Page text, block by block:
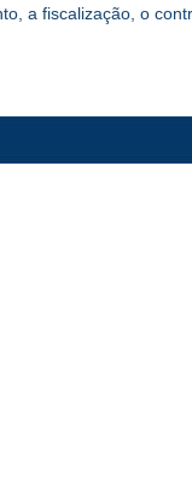
a fiscalização, o